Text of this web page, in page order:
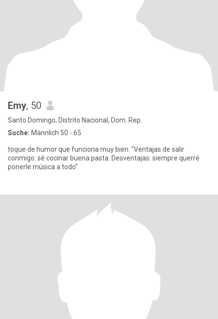
Emy, 50
Santo Domingo, Distrito Nacional, Dom. Rep.
Suche: Männlich 50 - 65
toque de humor que funciona muy bien. "Ventajas de salir
conmigo: sé cocinar buena pasta. Desventajas: siempre querré
ponerle música a todo".